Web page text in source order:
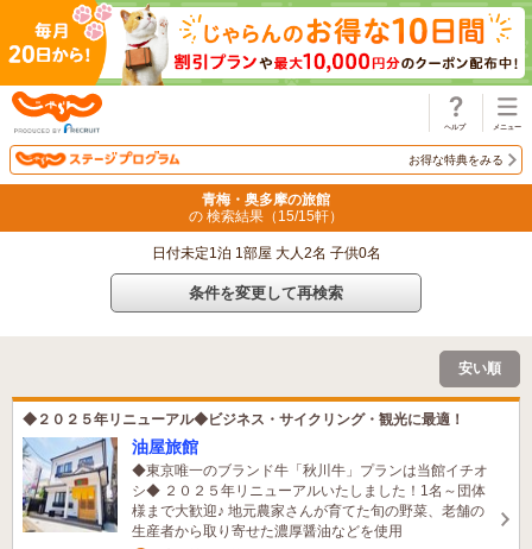
お得な特典をみる
青梅・奥多摩の旅館
の 検索結果（ 15/15軒）
日付未定1泊 1部屋 大人2名 子供0名
条件を変更して再検索
安い順
◆２０２５年リニューアル◆ビジネス・サイクリング・観光に最適！
油屋旅館
◆東京唯一のブランド牛「秋川牛」プランは当館イチオ
シ◆ ２０２５年リニューアルいたしました！1名～団体
様まで大歓迎♪ 地元農家さんが育てた旬の野菜、老舗の
生産者から取り寄せた濃厚醤油などを使用